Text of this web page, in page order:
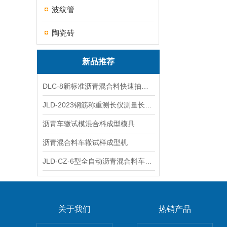
波纹管
陶瓷砖
新品推荐
沥青车辙试模混合料成型模具
沥青混合料车辙试样成型机
关于我们 热销产品